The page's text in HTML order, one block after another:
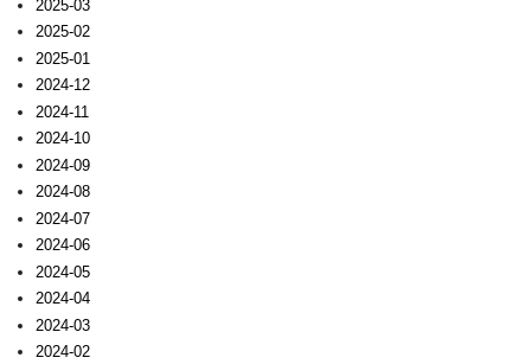
2025-03
2025-02
2025-01
2024-12
2024-11
2024-10
2024-09
2024-08
2024-07
2024-06
2024-05
2024-04
2024-03
2024-02